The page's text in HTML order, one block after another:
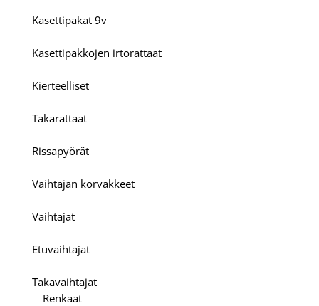
Kasettipakat 9v
Kasettipakkojen irtorattaat
Kierteelliset
Takarattaat
Rissapyörät
Vaihtajan korvakkeet
Vaihtajat
Etuvaihtajat
Takavaihtajat
Renkaat